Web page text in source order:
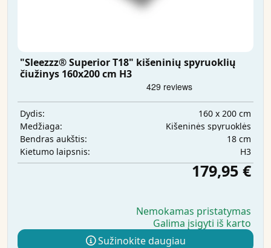
"Sleezzz® Superior T18" kišeninių spyruoklių
čiužinys 160x200 cm H3
Dydis:
160 x 200 cm
Medžiaga:
Kišeninės spyruoklės
Bendras aukštis:
18 cm
Kietumo laipsnis:
H3
179,95 €
Nemokamas pristatymas
Galima įsigyti iš karto
Sužinokite daugiau